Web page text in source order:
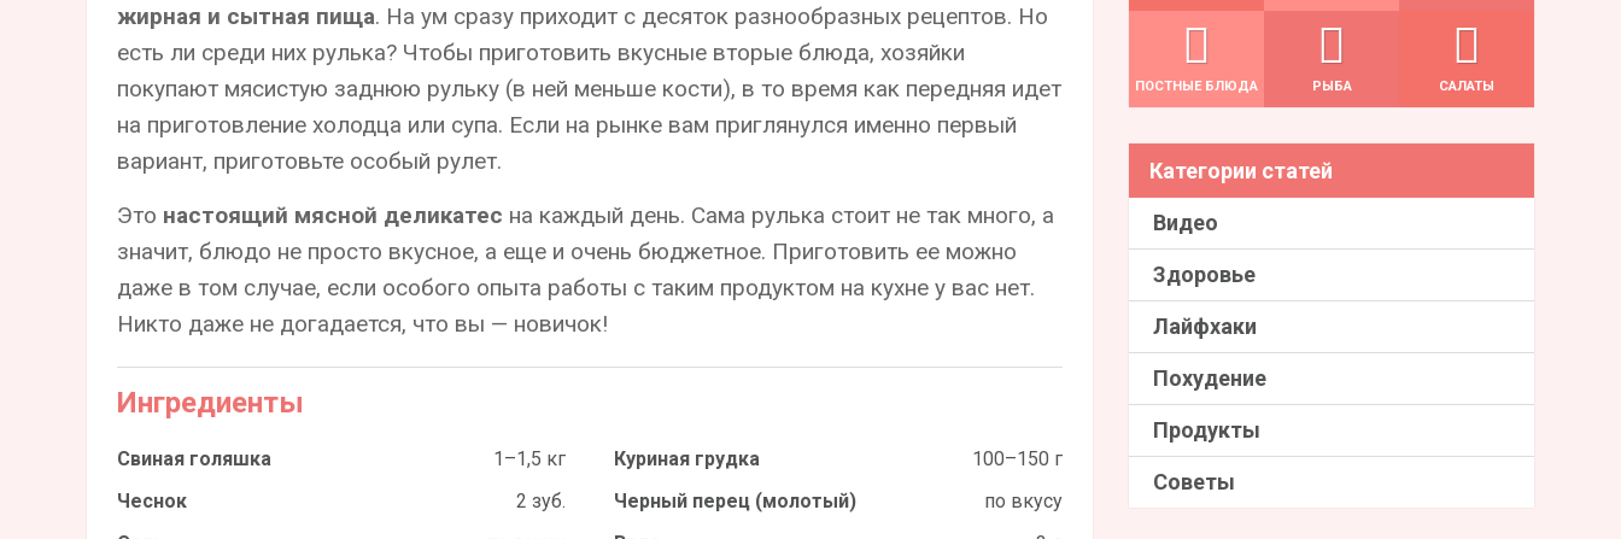
жирная и сытная пища. На ум сразу приходит с десяток разнообразных рецептов. Но
есть ли среди них рулька? Чтобы приготовить вкусные вторые блюда, хозяйки
покупают мясистую заднюю рульку (в ней меньше кости), в то время как передняя идет
на приготовление холодца или супа. Если на рынке вам приглянулся именно первый
вариант, приготовьте особый рулет.
Это настоящий мясной деликатес на каждый день. Сама рулька стоит не так много, а
значит, блюдо не просто вкусное, а еще и очень бюджетное. Приготовить ее можно
даже в том случае, если особого опыта работы с таким продуктом на кухне у вас нет.
Никто даже не догадается, что вы — новичок!
Ингредиенты
Свиная голяшка 1–1,5 кг Куриная грудка
100–150 г
Чеснок
2 зуб. Черный перец (молотый)
по вкусу
ПОСТНЫЕ БЛЮДА РЫБА САЛАТЫ
Категории статей
Видео
Здоровье
Лайфхаки
Похудение
Продукты
Советы